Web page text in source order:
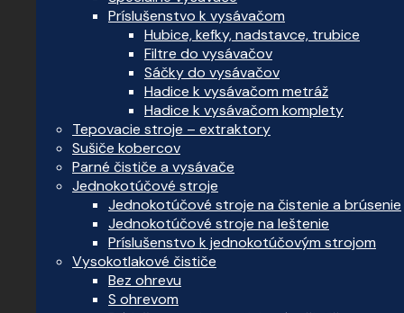
Príslušenstvo k vysávačom
Hubice, kefky, nadstavce, trubice
Filtre do vysávačov
Sáčky do vysávačov
Hadice k vysávačom metráž
Hadice k vysávačom komplety
Tepovacie stroje – extraktory
Sušiče kobercov
Parné čističe a vysávače
Jednokotúčové stroje
Jednokotúčové stroje na čistenie a brúsenie
Jednokotúčové stroje na leštenie
Príslušenstvo k jednokotúčovým strojom
Vysokotlakové čističe
Bez ohrevu
S ohrevom